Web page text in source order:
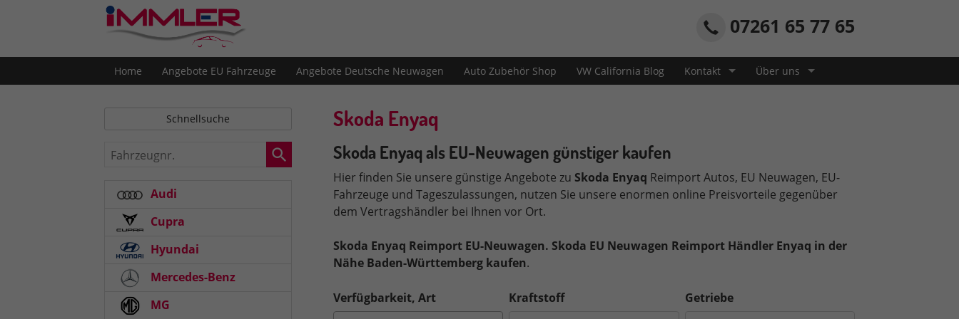
07261 65 77 65
Home Angebote EU Fahrzeuge Angebote Deutsche Neuwagen Auto Zubehör Shop VW California Blog Kontakt Über uns
Skoda Enyaq
Skoda Enyaq als EU-Neuwagen günstiger kaufen
Hier finden Sie unsere günstige Angebote zu Skoda Enyaq Reimport Autos, EU Neuwagen, EU-
Fahrzeuge und Tageszulassungen, nutzen Sie unsere enormen online Preisvorteile gegenüber
dem Vertragshändler bei Ihnen vor Ort.
Skoda Enyaq Reimport EU-Neuwagen. Skoda EU Neuwagen Reimport Händler Enyaq in der
Nähe Baden-Württemberg kaufen.
Verfügbarkeit, Art Kraftstoff Getriebe
Schnellsuche
Fahrzeugnr.
Audi
Cupra
Hyundai
Mercedes-Benz
MG